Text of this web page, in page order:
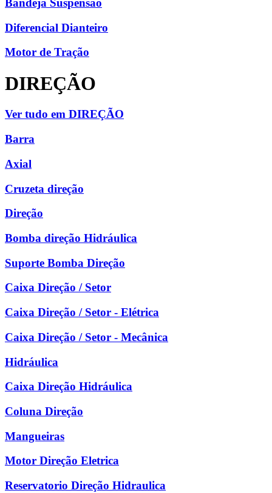
Bandeja Suspensão
Diferencial Dianteiro
Motor de Tração
DIREÇÃO
Ver tudo em DIREÇÃO
Barra
Axial
Cruzeta direção
Direção
Bomba direção Hidráulica
Suporte Bomba Direção
Caixa Direção / Setor
Caixa Direção / Setor - Elétrica
Caixa Direção / Setor - Mecânica
Hidráulica
Caixa Direção Hidráulica
Coluna Direção
Mangueiras
Motor Direção Eletrica
Reservatorio Direção Hidraulica